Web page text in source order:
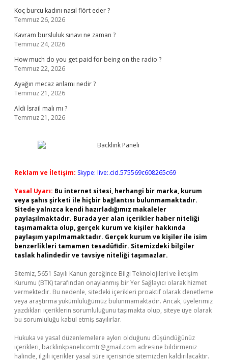
Koç burcu kadını nasıl flört eder ?
Temmuz 26, 2026
Kavram bursluluk sınavı ne zaman ?
Temmuz 24, 2026
How much do you get paid for being on the radio ?
Temmuz 22, 2026
Ayağın mecaz anlamı nedir ?
Temmuz 21, 2026
Aldi İsrail malı mı ?
Temmuz 21, 2026
Reklam ve İletişim: Skype: live:.cid.575569c608265c69
Yasal Uyarı: Bu internet sitesi, herhangi bir marka, kurum
veya şahıs şirketi ile hiçbir bağlantısı bulunmamaktadır.
Sitede yalnızca kendi hazırladığımız makaleler
paylaşılmaktadır. Burada yer alan içerikler haber niteliği
taşımamakta olup, gerçek kurum ve kişiler hakkında
paylaşım yapılmamaktadır. Gerçek kurum ve kişiler ile isim
benzerlikleri tamamen tesadüfidir. Sitemizdeki bilgiler
taslak halindedir ve tavsiye niteliği taşımazlar.
Sitemiz, 5651 Sayılı Kanun gereğince Bilgi Teknolojileri ve İletişim
Kurumu (BTK) tarafından onaylanmış bir Yer Sağlayıcı olarak hizmet
vermektedir. Bu nedenle, sitedeki içerikleri proaktif olarak denetleme
veya araştırma yükümlülüğümüz bulunmamaktadır. Ancak, üyelerimiz
yazdıkları içeriklerin sorumluluğunu taşımakta olup, siteye üye olarak
bu sorumluluğu kabul etmiş sayılırlar.
Hukuka ve yasal düzenlemelere aykırı olduğunu düşündüğünüz
içerikleri, backlinkpanelicomtr@gmail.com adresine bildirmeniz
halinde, ilgili içerikler yasal süre içerisinde sitemizden kaldırılacaktır.